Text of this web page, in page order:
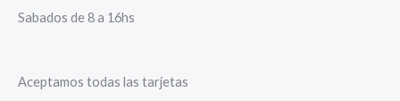
Sabados de 8 a 16hs
Aceptamos todas las tarjetas